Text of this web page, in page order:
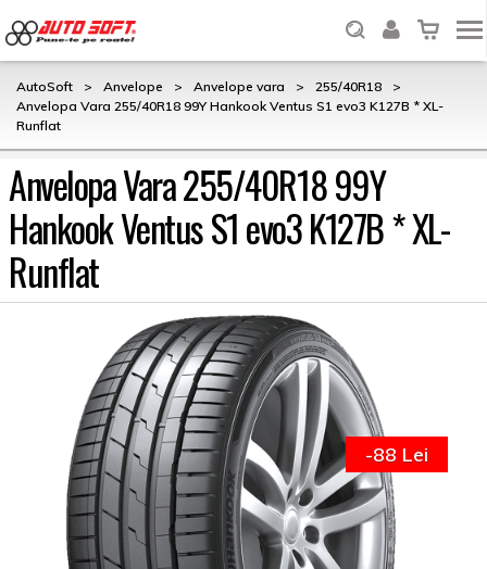
AutoSoft > Anvelope > Anvelope vara > 255/40R18
>
Anvelopa Vara 255/40R18 99Y Hankook Ventus S1 evo3 K127B * XL-
Runflat
Anvelopa Vara 255/40R18 99Y
Hankook Ventus S1 evo3 K127B * XL-
Runflat
-88 Lei